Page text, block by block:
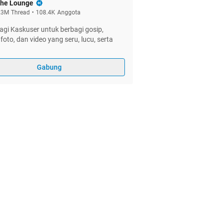
Lounge
Thread • 108.4K Anggota
Kaskuser untuk berbagi gosip,
dan video yang seru, lucu, serta
Gabung